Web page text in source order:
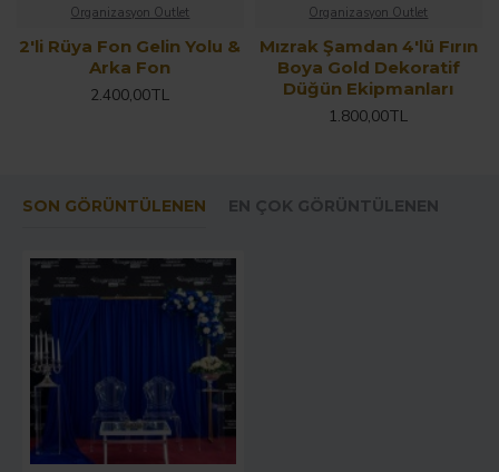
Organizasyon Outlet
2'li Rüya Fon Gelin Yolu &
Arka Fon
2.400,00TL
Organizasyon Outlet
Mızrak Şamdan 4'lü Fırın
Boya Gold Dekoratif
Düğün Ekipmanları
1.800,00TL
SON GÖRÜNTÜLENEN EN ÇOK GÖRÜNTÜLENEN